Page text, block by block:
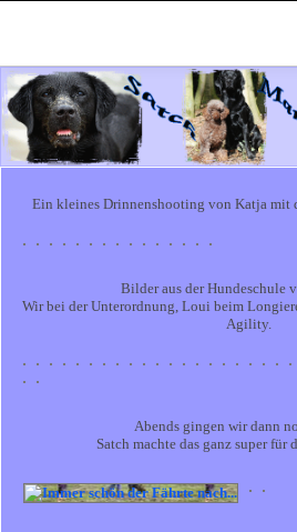
Ein kleines Drinnenshooting von Katja mit
Bilder aus der Hundeschule
Wir bei der Unterordnung, Loui beim
Agility.
Abends gingen wir dann
Satch machte das ganz super für